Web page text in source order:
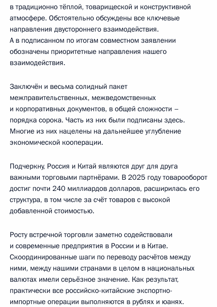
в традиционно тёплой, товарищеской и конструктивной
атмосфере. Обстоятельно обсуждены все ключевые
направления двустороннего взаимодействия.
А в подписанном по итогам совместном заявлении
обозначены приоритетные направления нашего
взаимодействия.
Заключён и весьма солидный пакет
межправительственных, межведомственных
и корпоративных документов, в общей сложности –
порядка сорока. Часть из них были подписаны здесь.
Многие из них нацелены на дальнейшее углубление
экономической кооперации.
Подчеркну, Россия и Китай являются друг для друга
важными торговыми партнёрами. В 2025 году товарооборот
достиг почти 240 миллиардов долларов, расширилась его
структура, в том числе за счёт товаров с высокой
добавленной стоимостью.
Росту встречной торговли заметно содействовали
и современные предприятия в России и в Китае.
Скоординированные шаги по переводу расчётов между
ними, между нашими странами в целом в национальных
валютах имели серьёзное значение. Как результат,
практически все российско-китайские экспортно-
импортные операции выполняются в рублях и юанях.